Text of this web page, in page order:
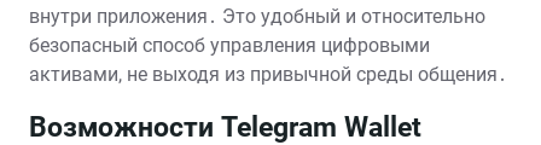
внутри приложения․ Это удобный и относительно
безопасный способ управления цифровыми
активами, не выходя из привычной среды общения․
Возможности Telegram Wallet